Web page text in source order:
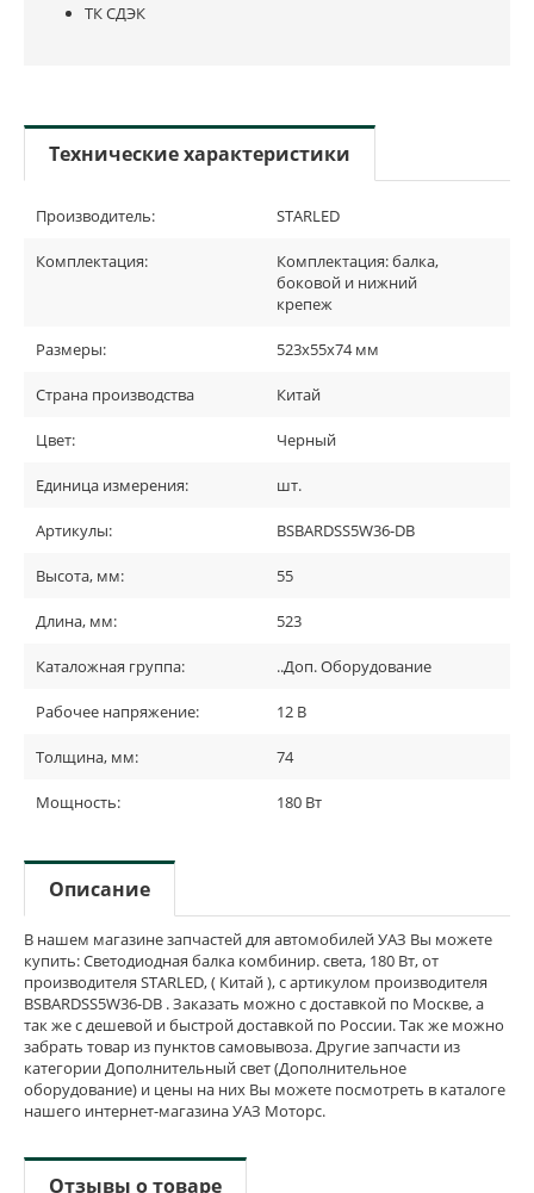
ТК СДЭК
Технические характеристики
Производитель: STARLED
Комплектация:
Комплектация: балка,
боковой и нижний
крепеж
Размеры: 523х55х74 мм
Страна производства Китай
Цвет: Черный
Единица измерения: шт.
Артикулы: BSBARDSS5W36-DB
Высота, мм: 55
Длина, мм: 523
Каталожная группа: ..Доп. Оборудование
Рабочее напряжение: 12 В
Толщина, мм: 74
Мощность: 180 Вт
Описание
В нашем магазине запчастей для автомобилей УАЗ Вы можете
купить: Светодиодная балка комбинир. света, 180 Вт, от
производителя STARLED, ( Китай ), с артикулом производителя
BSBARDSS5W36-DB . Заказать можно с доставкой по Москве, а
так же с дешевой и быстрой доставкой по России. Так же можно
забрать товар из пунктов самовывоза. Другие запчасти из
категории Дополнительный свет (Дополнительное
оборудование) и цены на них Вы можете посмотреть в каталоге
нашего интернет-магазина УАЗ Моторс.
Отзывы о товаре